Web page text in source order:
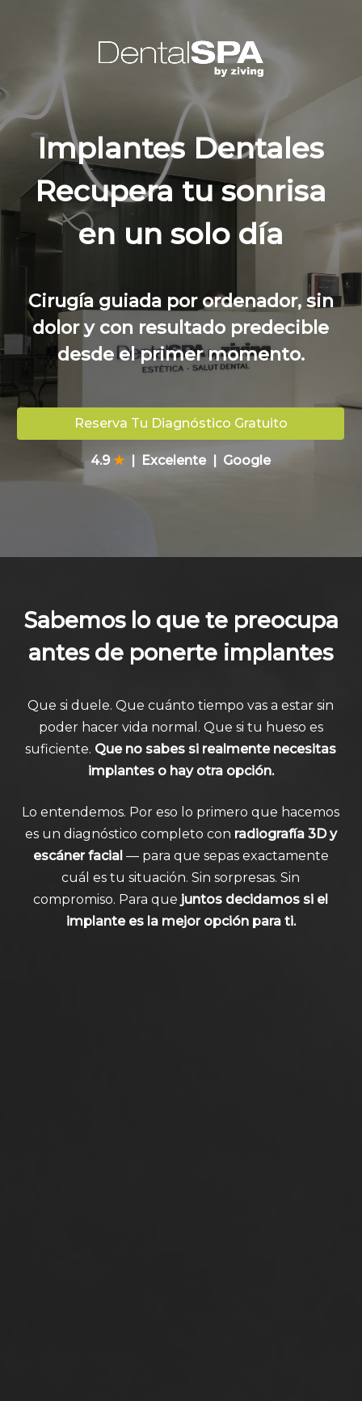
content
Implantes Dentales
Recupera tu sonrisa
en un solo día
Cirugía guiada por ordenador, sin
dolor y con resultado predecible
desde el primer momento.
Reserva Tu Diagnóstico Gratuito
4.9★| Excelente | Google
Sabemos lo que te preocupa
antes de ponerte implantes
Que si duele. Que cuánto tiempo vas a estar sin
poder hacer vida normal. Que si tu hueso es
suficiente. Que no sabes si realmente necesitas
implantes o hay otra opción.
Lo entendemos. Por eso lo primero que hacemos
es un diagnóstico completo con radiografía 3D y
escáner facial — para que sepas exactamente
cuál es tu situación. Sin sorpresas. Sin
compromiso. Para que juntos decidamos si el
implante es la mejor opción para ti.